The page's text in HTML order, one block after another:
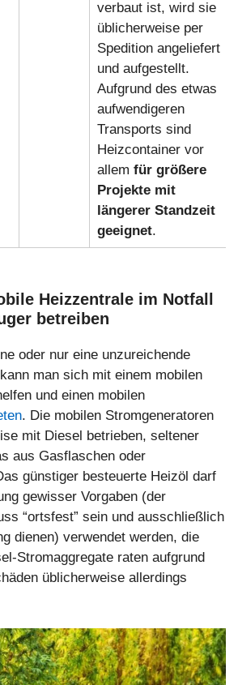
verbaut ist, wird sie
üblicherweise per
Spedition angeliefert
und aufgestellt.
Aufgrund des etwas
aufwendigeren
Transports sind
Heizcontainer vor
allem für größere
Projekte mit
längerer Standzeit
geeignet.
Heizzentrale im Notfall
betreiben
oder nur eine unzureichende
man sich mit einem mobilen
und einen mobilen
. Die mobilen Stromgeneratoren
mit Diesel betrieben, seltener
aus Gasflaschen oder
günstiger besteuerte Heizöl darf
gewisser Vorgaben (der
“ortsfest” sein und ausschließlich
dienen) verwendet werden, die
Stromaggregate raten aufgrund
üblicherweise allerdings